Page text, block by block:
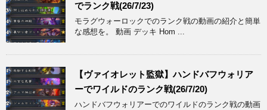
でランク戦(26/7/23)
モラグウォーロックでのランク戦の動画の紹介と簡単
な感想を。 動画 デッキ Hom ...
【ヴァイオレット監獄】ハンドバフウォリア
ーでワイルドのランク戦(26/7/20)
ハンドバフウォリアーでのワイルドのランク戦の動画